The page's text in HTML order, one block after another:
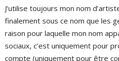
J’utilise toujours mon nom
finalement sous ce nom que les
raison pour laquelle mon nom
sociaux, c’est uniquement pour
compte (uniquement pour être